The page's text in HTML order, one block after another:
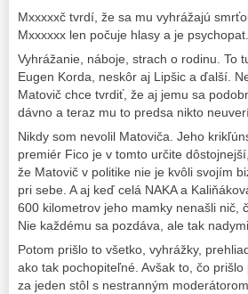
Mxxxxxč tvrdí, že sa mu vyhrážajú
Mxxxxxx len počuje hlasy a je psychopat.
Vyhrážanie, náboje, strach o rodinu. To
Eugen Korda, neskôr aj Lipšic a ďalší.
Matovič chce tvrdiť, že aj jemu sa
dávno a teraz mu to predsa nikto
Nikdy som nevolil Matoviča. Jeho
premiér Fico je v tomto určite
že Matovič v politike nie je kvôli svojím
pri sebe. A aj keď celá NAKA a
600 kilometrov jeho mamky nenašli nič,
Nie každému sa pozdáva, ale tak
Potom prišlo to všetko, vyhrážky,
ako tak pochopiteľné. Avšak to, čo
za jeden stôl s nestranným